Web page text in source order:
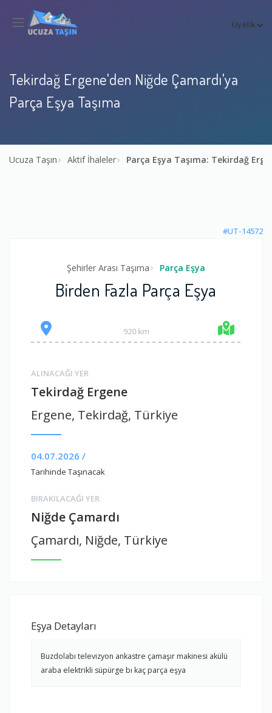
Üyelik
Tekirdağ Ergene'den Niğde Çamardı'ya
Parça Eşya Taşıma
Ucuza Taşın Aktif İhaleler Parça Eşya Taşıma: Tekirdağ
#UT-14572
Şehirler Arası Taşıma Parça Eşya
Birden Fazla Parça Eşya
920 km
ALINACAĞI YER
Tekirdağ Ergene
Ergene, Tekirdağ, Türkiye
04.07.2026 /
Tarihinde Taşınacak
BIRAKILACAĞI YER
Niğde Çamardı
Çamardı, Niğde, Türkiye
Eşya Detayları
Buzdolabı televizyon ankastre çamaşır makinesi akülü
araba elektrikli süpürge bı kaç parça eşya